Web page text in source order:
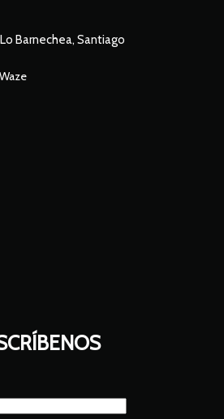
Barnechea, Santiago